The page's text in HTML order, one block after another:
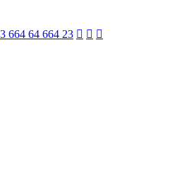
664 64 664 23